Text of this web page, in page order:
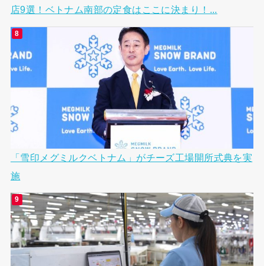
店9選！ベトナム南部の定食はここに決まり！...
「雪印メグミルクベトナム」がチーズ工場開所式典を実
施